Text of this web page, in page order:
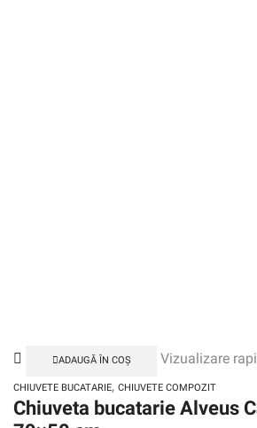
ADAUGĂ ÎN COȘ Vizualizare
CHIUVETE BUCATARIE, CHIUVETE COMPOZIT
Chiuveta bucatarie Alveus